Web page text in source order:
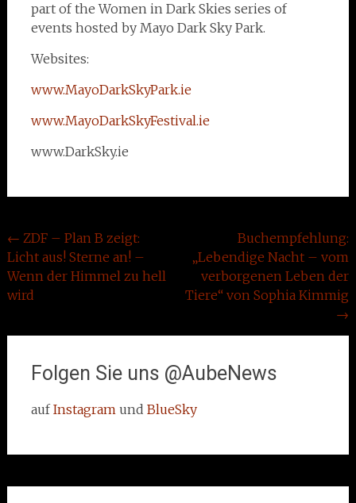
part of the Women in Dark Skies series of
events hosted by Mayo Dark Sky Park.
Websites:
www.MayoDarkSkyPark.ie
www.MayoDarkSkyFestival.ie
www.DarkSky.ie
Beitragsnavigation
← ZDF – Plan B zeigt:
Licht aus! Sterne an! –
Wenn der Himmel zu hell
wird
Buchempfehlung:
„Lebendige Nacht – vom
verborgenen Leben der
Tiere“ von Sophia Kimmig
→
Folgen Sie uns @AubeNews
aufInstagramund BlueSky